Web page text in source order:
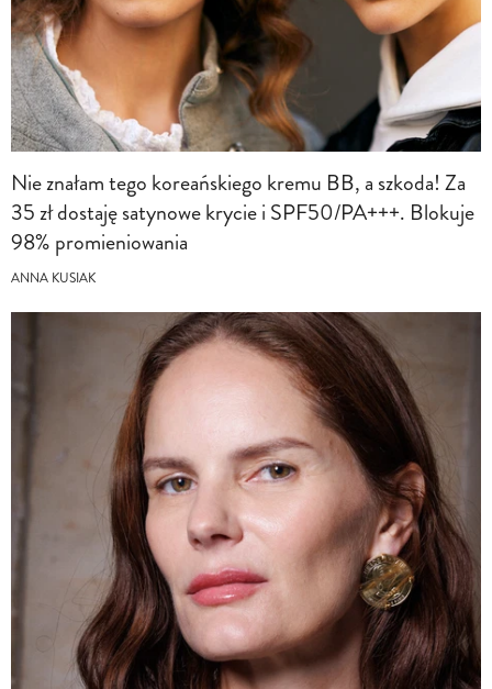
Nie znałam tego koreańskiego kremu BB, a szkoda! Za
35 zł dostaję satynowe krycie i SPF50/PA+++. Blokuje
98% promieniowania
ANNA KUSIAK